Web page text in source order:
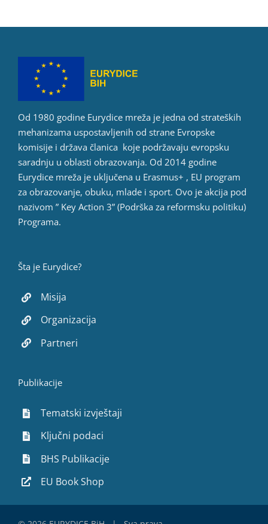
Od 1980 godine Eurydice mreža je jedna od strateških
mehanizama uspostavljenih od strane Evropske
komisije i država članica koje podržavaju evropsku
saradnju u oblasti obrazovanja. Od 2014 godine
Eurydice mreža je uključena u Erasmus+ , EU program
za obrazovanje, obuku, mlade i sport. Ovo je akcija pod
nazivom ” Key Action 3” (Podrška za reformsku politiku)
Programa.
Šta je Eurydice?
Misija
Organizacija
Partneri
Publikacije
Tematski izvještaji
Ključni podaci
BHS Publikacije
EU Book Shop